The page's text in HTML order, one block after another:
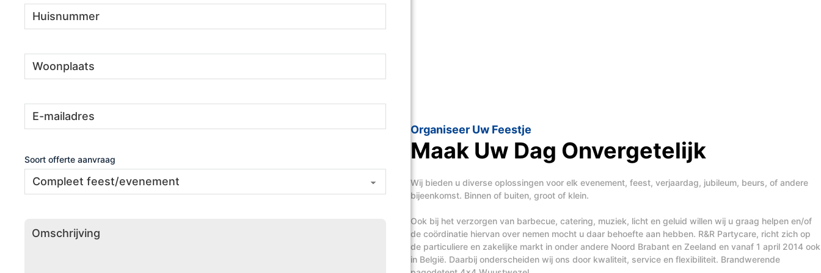
mailadres
Soort offerte aanvraag
Organiseer Uw Feestje
Maak Uw Dag Onvergetelijk
Wij bieden u diverse oplossingen voor elk evenement, feest, verjaardag, jubileum, beurs, of andere
bijeenkomst. Binnen of buiten, groot of klein.
Ook bij het verzorgen van barbecue, catering, muziek, licht en geluid willen wij u graag helpen en/of
de coördinatie hiervan over nemen mocht u daar behoefte aan hebben. R&R Partycare, richt zich op
de particuliere en zakelijke markt in onder andere Noord Brabant en Zeeland en vanaf 1 april 2014 ook
in België. Daarbij onderscheiden wij ons door kwaliteit, service en flexibiliteit. Brandwerende